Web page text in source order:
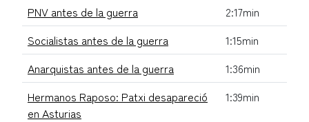
PNV antes de la guerra
2:17min
Socialistas antes de la guerra
1:15min
Anarquistas antes de la guerra
1:36min
Hermanos Raposo: Patxi desapareció
en Asturias
1:39min